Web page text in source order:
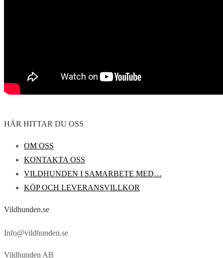
HÄR HITTAR DU OSS
OM OSS
KONTAKTA OSS
VILDHUNDEN I SAMARBETE MED…
KÖP OCH LEVERANSVILLKOR
Vildhunden.se
Info@vildhunden.se
Vildhunden AB